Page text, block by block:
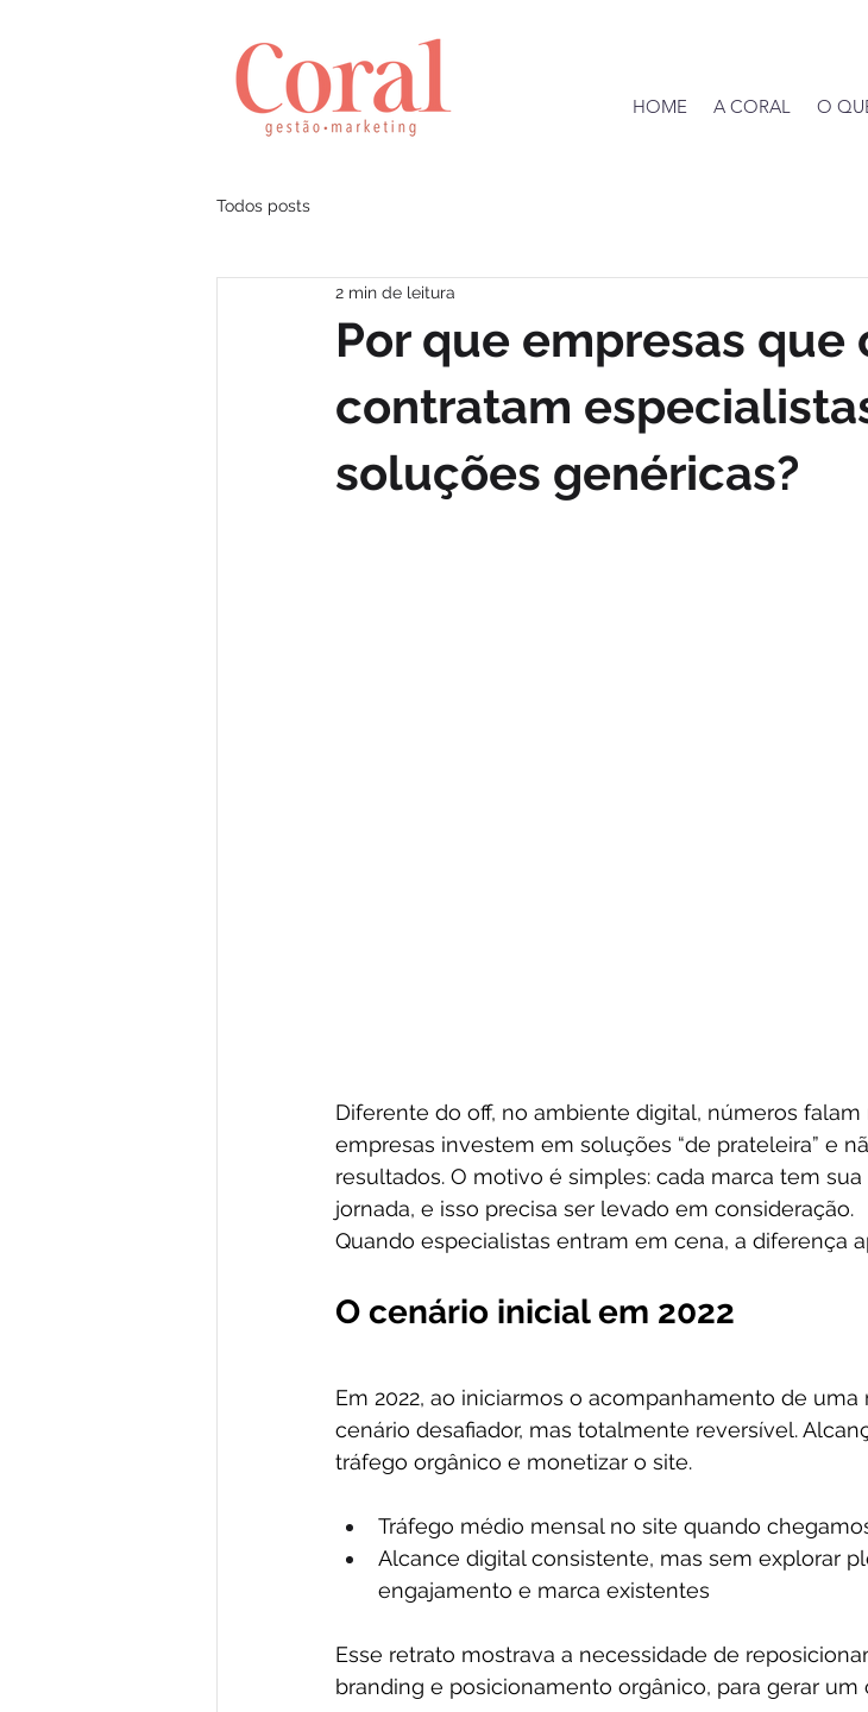
HOME A CORAL O
Todos posts
Por que empresas que
contratam
soluções genéricas?
2 min de leitura
Diferente do off, no ambiente digital, números
empresas investem em soluções “de prateleira” e
resultados. O motivo é simples: cada marca tem
jornada, e isso precisa ser levado em consideração.
Quando especialistas entram em cena, a diferença
O cenário inicial em 2022
Em 2022, ao iniciarmos o acompanhamento de
cenário desafiador, mas totalmente reversível.
tráfego orgânico e monetizar o site.
Tráfego médio mensal no site quando
Alcance digital consistente, mas sem explorar
engajamento e marca existentes
Esse retrato mostrava a necessidade de
branding e posicionamento orgânico, para gerar